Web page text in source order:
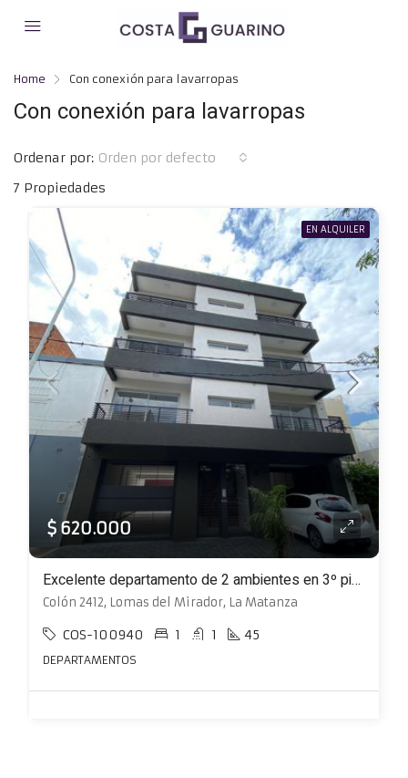
Home Con conexión para lavarropas
Con conexión para lavarropas
7 Propiedades
Ordenar por: Orden por defecto
EN ALQUILER
$ 620.000
Excelente departamento de 2 ambientes en 3º piso al frente con balcón y terraza
Colón 2412, Lomas del Mirador, La Matanza
COS-100940 1 1 45
DEPARTAMENTOS